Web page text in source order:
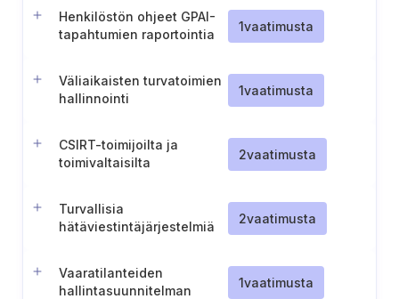
Henkilöstön ohjeet GPAI-
tapahtumien raportointia
1vaatimusta
Väliaikaisten turvatoimien
hallinnointi
1vaatimusta
CSIRT-toimijoilta ja
toimivaltaisilta
2vaatimusta
Turvallisia
hätäviestintäjärjestelmiä
2vaatimusta
Vaaratilanteiden
hallintasuunnitelman
1vaatimusta